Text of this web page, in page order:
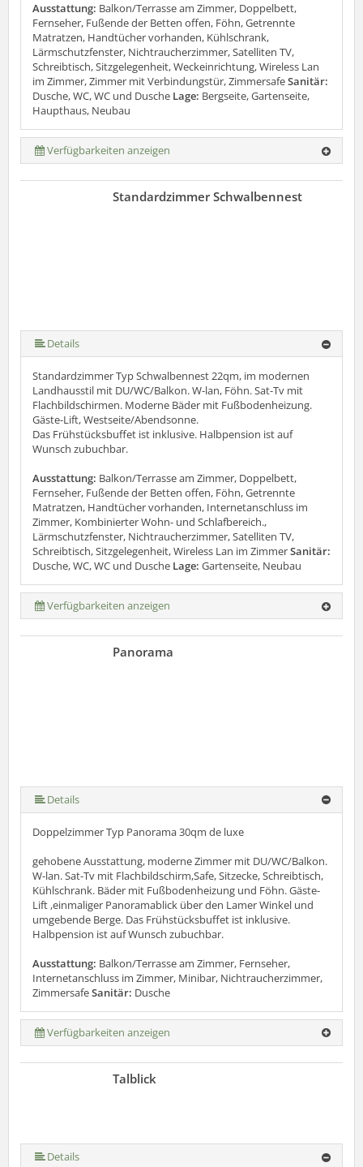
Ausstattung: Balkon/Terrasse am Zimmer, Doppelbett,
Fernseher, Fußende der Betten offen, Föhn, Getrennte
Matratzen, Handtücher vorhanden, Kühlschrank,
Lärmschutzfenster, Nichtraucherzimmer, Satelliten TV,
Schreibtisch, Sitzgelegenheit, Weckeinrichtung, Wireless Lan
im Zimmer, Zimmer mit Verbindungstür, ZimmersafeSanitär:
Dusche, WC, WC und Dusche Lage: Bergseite, Gartenseite,
Haupthaus, Neubau
Verfügbarkeiten anzeigen
Standardzimmer Schwalbennest
Details
Standardzimmer Typ Schwalbennest 22qm, im modernen
Landhausstil mit DU/WC/Balkon. W-lan, Föhn. Sat-Tv mit
Flachbildschirmen. Moderne Bäder mit Fußbodenheizung.
Gäste-Lift, Westseite/Abendsonne.
Das Frühstücksbuffet ist inklusive. Halbpension ist auf
Wunsch zubuchbar.
Ausstattung: Balkon/Terrasse am Zimmer, Doppelbett,
Fernseher, Fußende der Betten offen, Föhn, Getrennte
Matratzen, Handtücher vorhanden, Internetanschluss im
Zimmer, Kombinierter Wohn- und Schlafbereich.,
Lärmschutzfenster, Nichtraucherzimmer, Satelliten TV,
Schreibtisch, Sitzgelegenheit, Wireless Lan im ZimmerSanitär:
Dusche, WC, WC und Dusche Lage: Gartenseite, Neubau
Verfügbarkeiten anzeigen
Panorama
Details
Doppelzimmer Typ Panorama 30qm de luxe
gehobene Ausstattung, moderne Zimmer mit DU/WC/Balkon.
W-lan. Sat-Tv mit Flachbildschirm,Safe, Sitzecke, Schreibtisch,
Kühlschrank. Bäder mit Fußbodenheizung und Föhn. Gäste-
Lift ,einmaliger Panoramablick über den Lamer Winkel und
umgebende Berge. Das Frühstücksbuffet ist inklusive.
Halbpension ist auf Wunsch zubuchbar.
Ausstattung: Balkon/Terrasse am Zimmer, Fernseher,
Internetanschluss im Zimmer, Minibar, Nichtraucherzimmer,
ZimmersafeSanitär: Dusche
Verfügbarkeiten anzeigen
Talblick
Details